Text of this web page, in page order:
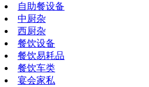
自助餐设备
中厨杂
西厨杂
餐饮设备
餐饮易耗品
餐饮车类
宴会家私